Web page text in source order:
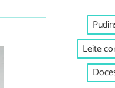
Leite